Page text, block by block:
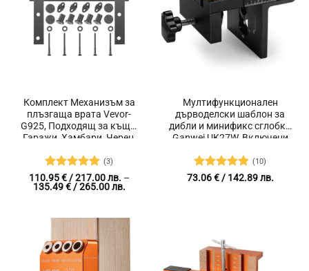
Комплект Механизъм за
плъзгаща врата Vevor-
G925, Подходящ за къщи,
Гаражи, Хамбари, Черен,
Оценено с
5от 5
(3)
110.95€/ 217.00 лв. –
135.49€/ 265.00 лв.
217.00 лв.
265.00 лв.
Мултифункционален
дърводелски шаблон за
дибли и минификс сглобки
Ganwei UK27W, Включени
пробиване
Оценено с
(10)
73.06€/ 142.89 лв.